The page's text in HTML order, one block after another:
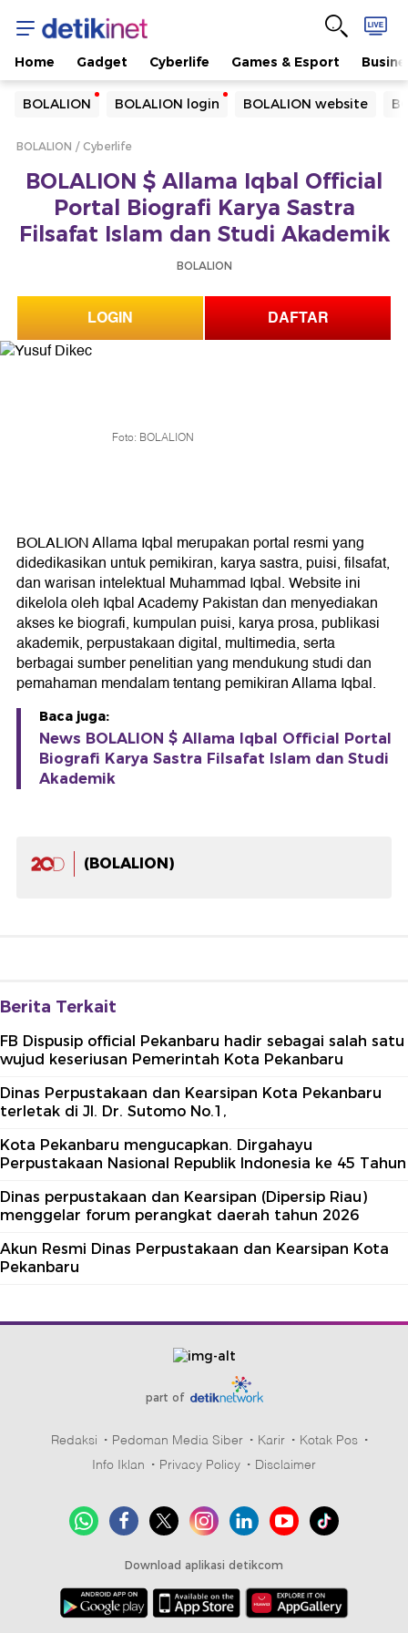
Home Gadget Cyberlife Games & Esport
BOLALION BOLALION login BOLALION website
Yang sedang ramai dicari
Loading...
Loading...
BOLALION Cyberlife
BOLALION $ Allama Iqbal Official
Portal Biografi Karya Sastra
Filsafat Islam dan Studi Akademik
BOLALION
LOGIN DAFTAR
Foto: BOLALION
BOLALION Allama Iqbal merupakan portal resmi yang
didedikasikan untuk pemikiran, karya sastra, puisi, filsafat,
dan warisan intelektual Muhammad Iqbal. Website ini
dikelola oleh Iqbal Academy Pakistan dan menyediakan
akses ke biografi, kumpulan puisi, karya prosa, publikasi
akademik, perpustakaan digital, multimedia, serta
berbagai sumber penelitian yang mendukung studi dan
pemahaman mendalam tentang pemikiran Allama Iqbal.
Baca juga:
News BOLALION $ Allama Iqbal Official Portal
Biografi Karya Sastra Filsafat Islam dan Studi
Akademik
(BOLALION)
Berita Terkait
FB Dispusip official Pekanbaru hadir sebagai salah satu
wujud keseriusan Pemerintah Kota Pekanbaru
Dinas Perpustakaan dan Kearsipan Kota Pekanbaru
terletak di Jl. Dr. Sutomo No.1,
Kota Pekanbaru mengucapkan. Dirgahayu
Perpustakaan Nasional Republik Indonesia ke 45 Tahun
Dinas perpustakaan dan Kearsipan (Dipersip Riau)
menggelar forum perangkat daerah tahun 2026
Akun Resmi Dinas Perpustakaan dan Kearsipan Kota
Pekanbaru
part of
Redaksi Pedoman Media Siber Karir
Kotak Pos
Info Iklan
Privacy Policy Disclaimer
Download aplikasi detikcom